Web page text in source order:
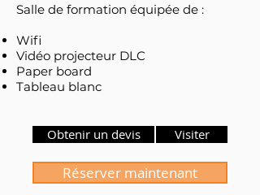
Salle de formation équipée de :
Wifi
Vidéo projecteur DLC
Paper board
Tableau blanc
Obtenir un devis Visiter
Réserver maintenant